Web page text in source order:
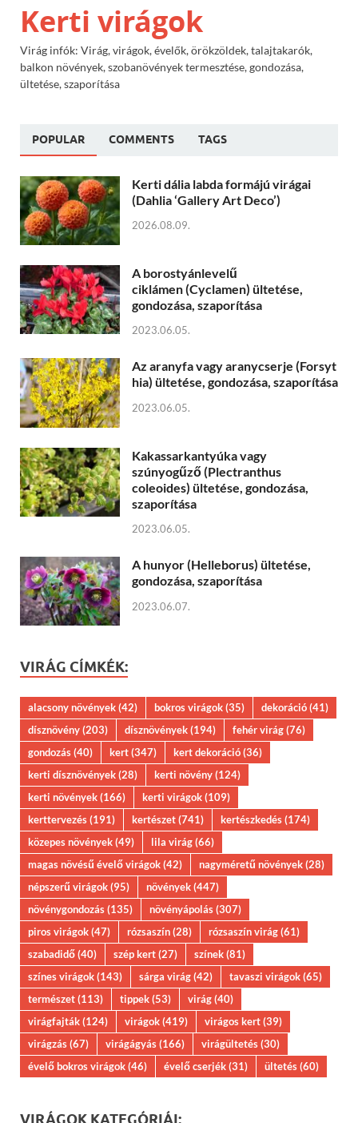
Kerti virágok
Virág infók: Virág, virágok, évelők, örökzöldek, talajtakarók,
balkon növények, szobanövények termesztése, gondozása,
ültetése, szaporítása
POPULAR COMMENTS TAGS
Kerti dália labda formájú virágai
(Dahlia ‘Gallery Art Deco’)
2026.08.09.
A borostyánlevelű
ciklámen (Cyclamen) ültetése,
gondozása, szaporítása
2023.06.05.
Az aranyfa vagy aranycserje (Forsyt
hia) ültetése, gondozása, szaporítása
2023.06.05.
Kakassarkantyúka vagy
szúnyogűző (Plectranthus
coleoides) ültetése, gondozása,
szaporítása
2023.06.05.
A hunyor (Helleborus) ültetése,
gondozása, szaporítása
2023.06.07.
VIRÁG CÍMKÉK:
alacsony növények(42) bokros virágok(35) dekoráció(41)
dísznövény(203) dísznövények(194) fehér virág(76)
gondozás(40) kert(347) kert dekoráció(36)
kerti dísznövények(28) kerti növény(124)
kerti növények(166) kerti virágok(109)
kerttervezés(191) kertészet(741) kertészkedés(174)
közepes növények(49) lila virág(66)
magas növésű évelő virágok(42) nagyméretű növények(28)
népszerű virágok(95) növények(447)
növénygondozás(135) növényápolás(307)
piros virágok(47) rózsaszín(28) rózsaszín virág(61)
szabadidő(40) szép kert(27) színek(81)
színes virágok(143) sárga virág(42) tavaszi virágok(65)
természet(113) tippek(53) virág(40)
virágfajták(124) virágok(419) virágos kert(39)
virágzás(67) virágágyás(166) virágültetés(30)
évelő bokros virágok(46) évelő cserjék(31) ültetés(60)